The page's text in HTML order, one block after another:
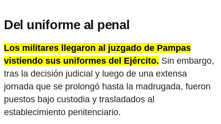
Del uniforme al penal
Los militares llegaron al juzgado de Pampas
vistiendo sus uniformes del Ejército. Sin embargo,
tras la decisión judicial y luego de una extensa
jornada que se prolongó hasta la madrugada, fueron
puestos bajo custodia y trasladados al
establecimiento penitenciario.